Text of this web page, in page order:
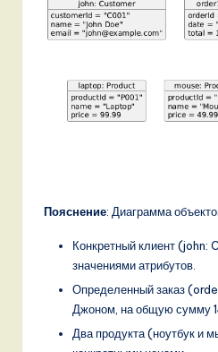
Пояснение: Диаграмма
Конкретный клиент (john:
значениями атрибутов.
Определенный заказ
Джоном, на общую сумму
Два продукта (ноутбук и